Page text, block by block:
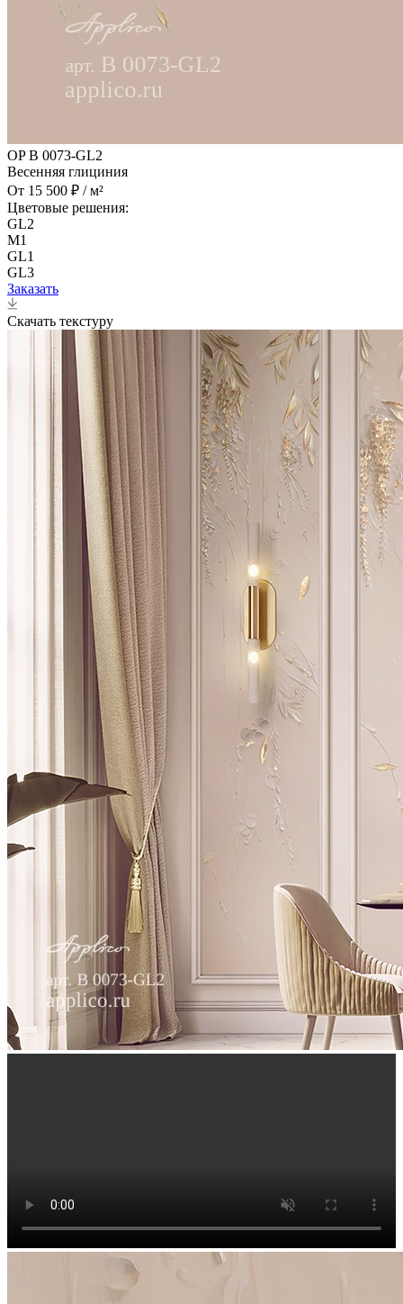
OP B 0073-GL2
Весенняя глициния
От 15 500 ₽ / м²
Цветовые решения:
GL2
M1
GL1
GL3
Заказать
Скачать текстуру